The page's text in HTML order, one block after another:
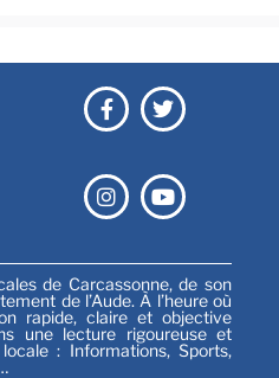
de Carcassonne, de son
de l’Aude. À l’heure où
rapide, claire et objective
une lecture rigoureuse et
: Informations, Sports,